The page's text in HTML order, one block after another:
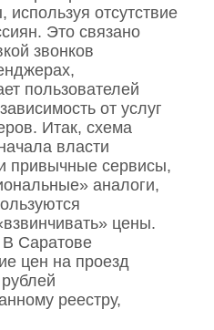
отсутствие
Это связано
звонков
пользователей
от услуг
Итак, схема
власти
привычные сервисы,
аналоги,
цены.
Саратове
цен на проезд
реестру,